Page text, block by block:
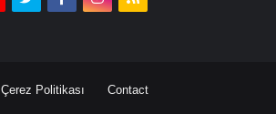
Çerez Politikası Contact